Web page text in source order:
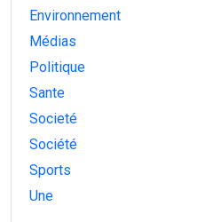
Environnement
Médias
Politique
Sante
Societé
Société
Sports
Une